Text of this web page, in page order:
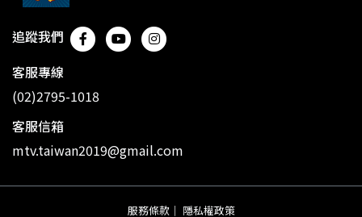
追蹤我們
客服專線
(02)2795-1018
客服信箱
mtv.taiwan2019@gmail.com
服務條款 ｜ 隱私權政策